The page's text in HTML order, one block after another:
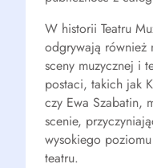
W historii Teatru
odgrywają również
sceny muzycznej i
postaci, takich jak
czy Ewa Szabatin,
scenie,
wysokiego
teatru.